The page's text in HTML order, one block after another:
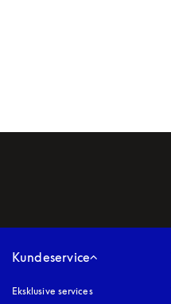
Kundeservice
Eksklusive services